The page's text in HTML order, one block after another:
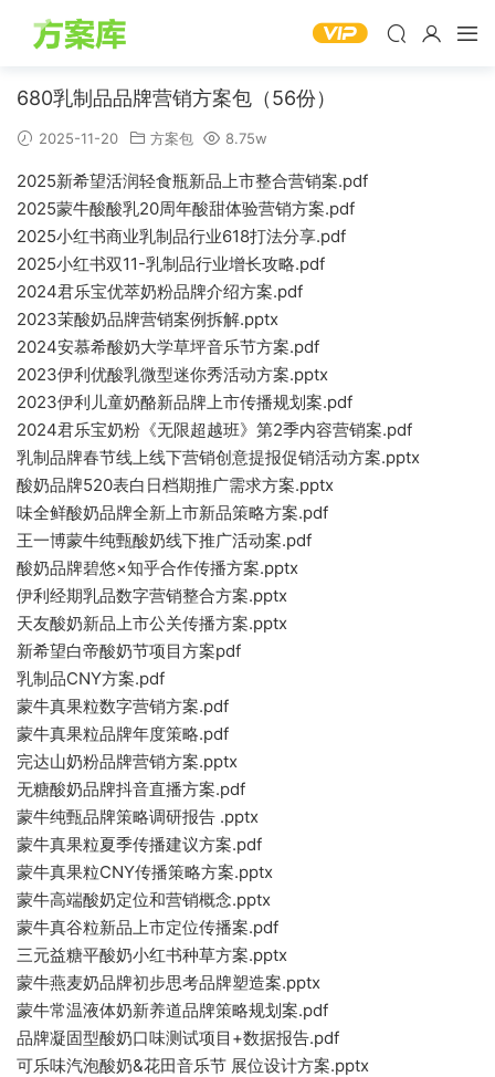
680乳制品品牌营销方案包（56份）
2025-11-20 方案包 8.75w
2025新希望活润轻食瓶新品上市整合营销案.pdf
2025蒙牛酸酸乳20周年酸甜体验营销方案.pdf
2025小红书商业乳制品行业618打法分享.pdf
2025小红书双11-乳制品行业增长攻略.pdf
2024君乐宝优萃奶粉品牌介绍方案.pdf
2023茉酸奶品牌营销案例拆解.pptx
2024安慕希酸奶大学草坪音乐节方案.pdf
2023伊利优酸乳微型迷你秀活动方案.pptx
2023伊利儿童奶酪新品牌上市传播规划案.pdf
2024君乐宝奶粉《无限超越班》第2季内容营销案.pdf
乳制品牌春节线上线下营销创意提报促销活动方案.pptx
酸奶品牌520表白日档期推广需求方案.pptx
味全鲜酸奶品牌全新上市新品策略方案.pdf
王一博蒙牛纯甄酸奶线下推广活动案.pdf
酸奶品牌碧悠×知乎合作传播方案.pptx
伊利经期乳品数字营销整合方案.pptx
天友酸奶新品上市公关传播方案.pptx
新希望白帝酸奶节项目方案pdf
乳制品CNY方案.pdf
蒙牛真果粒数字营销方案.pdf
蒙牛真果粒品牌年度策略.pdf
完达山奶粉品牌营销方案.pptx
无糖酸奶品牌抖音直播方案.pdf
蒙牛纯甄品牌策略调研报告 .pptx
蒙牛真果粒夏季传播建议方案.pdf
蒙牛真果粒CNY传播策略方案.pptx
蒙牛高端酸奶定位和营销概念.pptx
蒙牛真谷粒新品上市定位传播案.pdf
三元益糖平酸奶小红书种草方案.pptx
蒙牛燕麦奶品牌初步思考品牌塑造案.pptx
蒙牛常温液体奶新养道品牌策略规划案.pdf
品牌凝固型酸奶口味测试项目+数据报告.pdf
可乐味汽泡酸奶&花田音乐节 展位设计方案.pptx